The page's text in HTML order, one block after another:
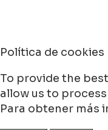
Política de cookies
To provide the
allow us to
Para obtener más